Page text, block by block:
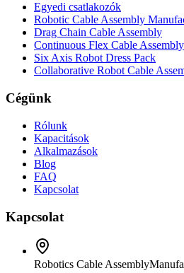
Egyedi csatlakozók
Robotic Cable Assembly
Drag Chain Cable Assembly
Continuous Flex Cable Assembly
Six Axis Robot Dress Pack
Collaborative Robot Cable
Cégünk
Rólunk
Kapacitások
Alkalmazások
Blog
FAQ
Kapcsolat
Kapcsolat
Robotics Cable Assembly